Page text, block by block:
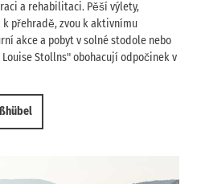
a rehabilitaci. Pěší výlety,
přehradě, zvou k aktivnímu
akce a pobyt v solné stodole nebo
Stollns" obohacují odpočinek v